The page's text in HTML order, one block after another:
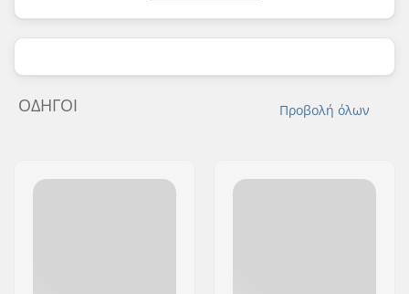
Προβολή όλων
ΟΔΗΓΟΊ